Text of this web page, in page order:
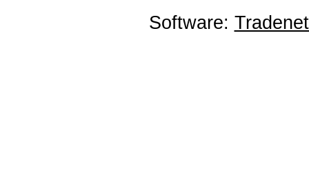
Software: